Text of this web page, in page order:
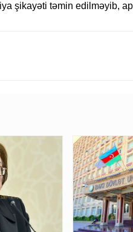
şikayəti təmin edilməyib,